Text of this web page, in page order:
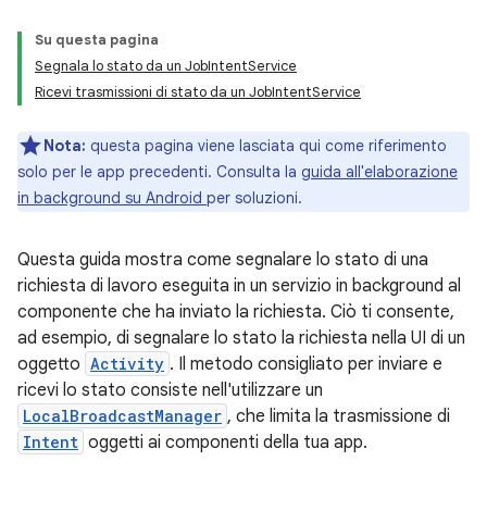
Su questa pagina
Segnala lo stato da un JobIntentService
Ricevi trasmissioni di stato da un JobIntentService
Nota: questa pagina viene lasciata qui come riferimento
solo per le app precedenti. Consulta la guida all'elaborazione
in background su Android per soluzioni.
Questa guida mostra come segnalare lo stato di una
richiesta di lavoro eseguita in un servizio in background al
componente che ha inviato la richiesta. Ciò ti consente,
ad esempio, di segnalare lo stato la richiesta nella UI di un
oggetto Activity . Il metodo consigliato per inviare e
ricevi lo stato consiste nell'utilizzare un
LocalBroadcastManager , che limita la trasmissione di
Intent oggetti ai componenti della tua app.